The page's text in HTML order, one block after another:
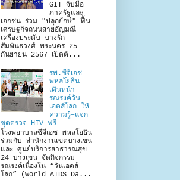
GIT จับมือ
ภาครัฐและ
เอกชน ร่วม "ปลุกยักษ์" ฟื้น
เศรษฐกิจถนนสายอัญมณี
เครื่องประดับ บางรัก
สัมพันธวงศ์ พระนคร 25
กันยายน 2567 เปิดตั...
รพ.ซีจีเอช
พหลโยธิน
เดินหน้า
รณรงค์วัน
เอดส์โลก ให้
ความรู้–แจก
ชุดตรวจ HIV ฟรี
โรงพยาบาลซีจีเอช พหลโยธิน
ร่วมกับ สำนักงานเขตบางเขน
และ ศูนย์บริการสาธารณสุข
24 บางเขน จัดกิจกรรม
รณรงค์เนื่องใน “วันเอดส์
โลก” (World AIDS Da...